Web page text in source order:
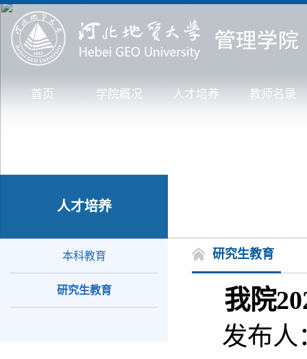
首页 学院概况 人才培养 教师名录
人才培养
本科教育
研究生教育
研究生教育
我院
发布人